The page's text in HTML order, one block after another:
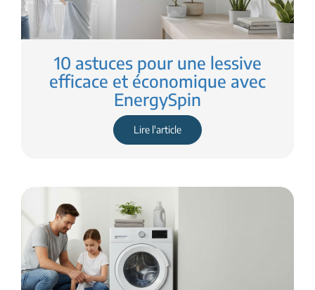
10 astuces pour une lessive
efficace et économique avec
EnergySpin
Lire l'article